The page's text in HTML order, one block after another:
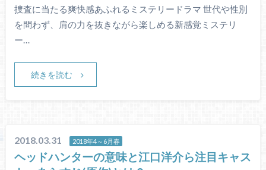
捜査に当たる爽快感あふれるミステリードラマ 世代や性別
を問わず、肩の力を抜きながら楽しめる新感覚ミステリ
ー…
続きを読む
2018.03.31 2018年4～6月春
ヘッドハンターの意味と江口洋介ら注目キャス